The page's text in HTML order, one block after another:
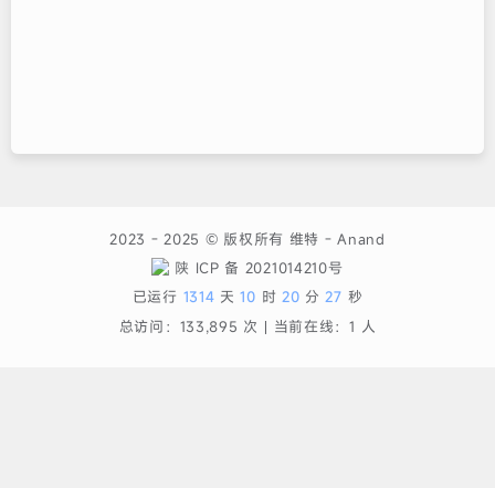
2023 - 2025 © 版权所有 维特 -Anand
陕 ICP 备 2021014210号
已运行 1314 天10 时 20 分27 秒
总访问： 133,895 次丨 当前在线：1 人